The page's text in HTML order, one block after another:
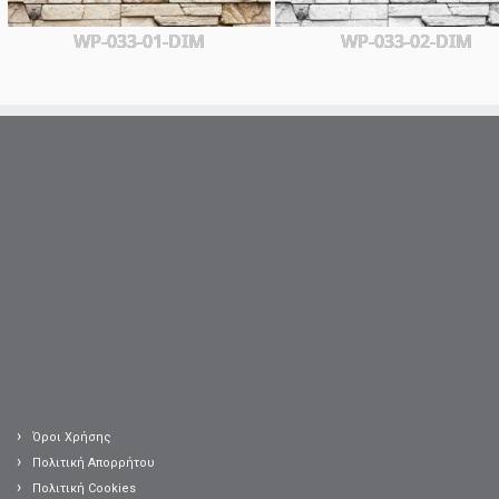
WP-033-01-DIM WP-033-02-DIM
Όροι Χρήσης
Πολιτική Απορρήτου
Πολιτική Cookies